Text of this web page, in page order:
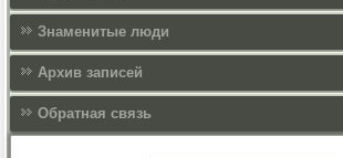
Знаменитые люди
Архив записей
Обратная связь